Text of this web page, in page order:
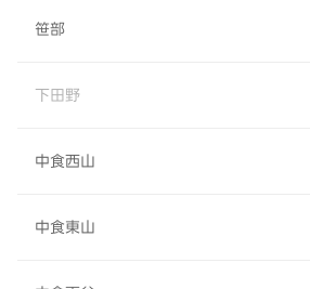
笹部
下田野
中食西山
中食東山